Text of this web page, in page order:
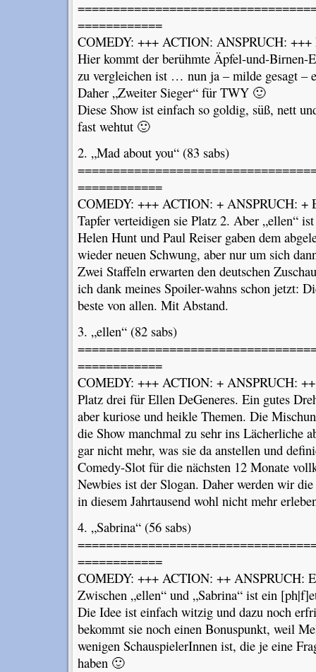
============
COMEDY: +++ ACTION: ANSPRUCH:
Hier kommt der berühmte Äpfel-und-Birnen-
zu vergleichen ist … nun ja – milde gesagt –
Daher „Zweiter Sieger“ für TWY 🙂
Diese Show ist einfach so goldig, süß, nett
fast wehtut 🙂
2. „Mad about you“ (83 sabs)
============
COMEDY: +++ ACTION: + ANSPRUCH: +
Tapfer verteidigen sie Platz 2. Aber „ellen“
Helen Hunt und Paul Reiser gaben dem
wieder neuen Schwung, aber nur um sich
Zwei Staffeln erwarten den deutschen
ich dank meines Spoiler-wahns schon jetzt:
beste von allen. Mit Abstand.
3. „ellen“ (82 sabs)
============
COMEDY: +++ ACTION: + ANSPRUCH:
Platz drei für Ellen DeGeneres. Ein gutes
aber kuriose und heikle Themen. Die
die Show manchmal zu sehr ins Lächerliche
gar nicht mehr, was sie da anstellen und
Comedy-Slot für die nächsten 12 Monate
Newbies ist der Slogan. Daher werden wir
in diesem Jahrtausend wohl nicht mehr
4. „Sabrina“ (56 sabs)
============
COMEDY: +++ ACTION: ++ ANSPRUCH:
Zwischen „ellen“ und „Sabrina“ ist ein
Die Idee ist einfach witzig und dazu noch
bekommt sie noch einen Bonuspunkt, weil
wenigen SchauspielerInnen ist, die je eine
haben 🙂